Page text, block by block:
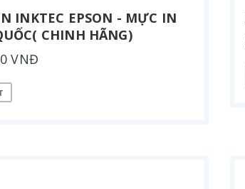
INKTEC EPSON - MỰC IN
CHINH HÃNG)
VNĐ